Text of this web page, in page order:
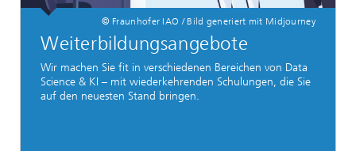
© Fraunhofer IAO / Bild generiert mit Midjourney
Weiterbildungsangebote
Wir machen Sie fit in verschiedenen Bereichen von Data
Science & KI – mit wiederkehrenden Schulungen, die Sie
auf den neuesten Stand bringen.